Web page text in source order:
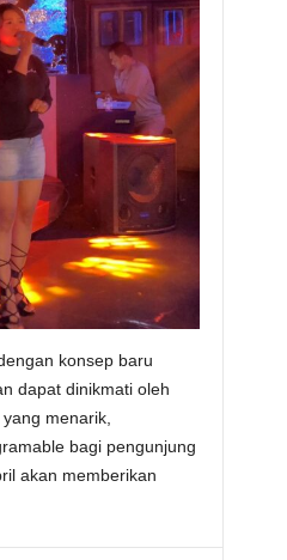
konsep baru
dapat dinikmati oleh
menarik,
bagi pengunjung
akan memberikan